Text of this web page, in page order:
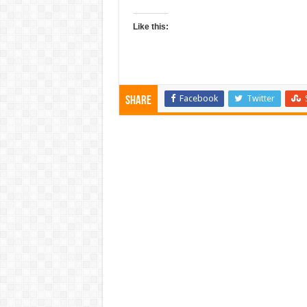
Like this:
Share Facebook Twitter